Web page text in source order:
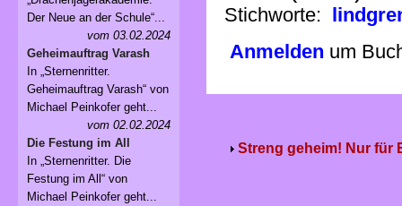
Stichworte:
Anmelden um
Streng geheim! Nur für
Der Neue an der Schule“...
vom 03.02.2024
Geheimauftrag Varash
In „Sternenritter.
Geheimauftrag Varash“ von
Michael Peinkofer geht...
vom 02.02.2024
Die Festung im All
In „Sternenritter. Die
Festung im All“ von
Michael Peinkofer geht...